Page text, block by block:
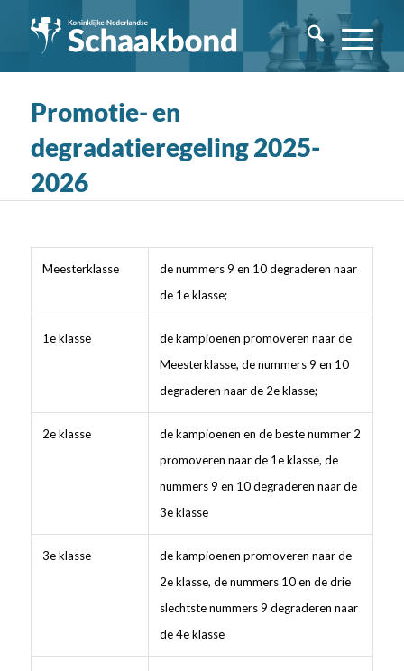
Promotie- en
degradatieregeling 2025-
2026
Meesterklasse
de nummers 9 en 10 degraderen naar
de 1e klasse;
1e klasse
de kampioenen promoveren naar de
Meesterklasse, de nummers 9 en 10
degraderen naar de 2e klasse;
2e klasse
de kampioenen en de beste nummer 2
promoveren naar de 1e klasse, de
nummers 9 en 10 degraderen naar de
3e klasse
3e klasse
de kampioenen promoveren naar de
2e klasse, de nummers 10 en de drie
slechtste nummers 9 degraderen naar
de 4e klasse